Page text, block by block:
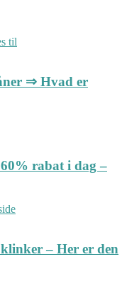
⇒ Hvad er
rabat i dag –
– Her er den